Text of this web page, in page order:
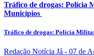
Tráfico de drogas: Polícia
Municípios
Tráfico de drogas: Polícia
Redação Notícia Já - 07 de